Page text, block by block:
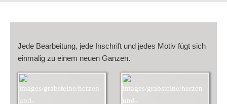
Jede Bearbeitung, jede Inschrift und jedes Motiv fügt sich
einmalig zu einem neuen Ganzen.